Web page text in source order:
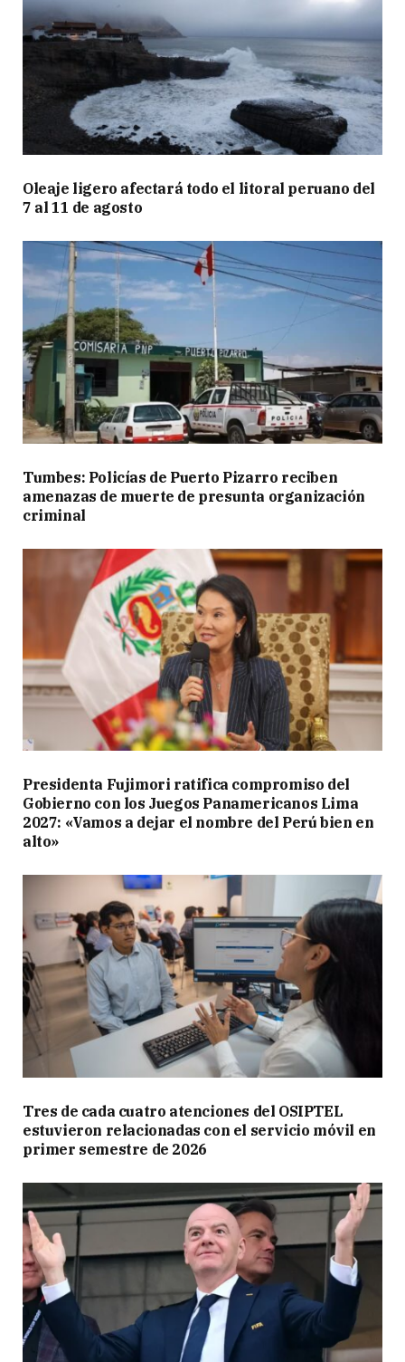
Oleaje ligero afectará todo el litoral peruano del
7 al 11 de agosto
Tumbes: Policías de Puerto Pizarro reciben
amenazas de muerte de presunta organización
criminal
Presidenta Fujimori ratifica compromiso del
Gobierno con los Juegos Panamericanos Lima
2027: «Vamos a dejar el nombre del Perú bien en
alto»
Tres de cada cuatro atenciones del OSIPTEL
estuvieron relacionadas con el servicio móvil en
primer semestre de 2026